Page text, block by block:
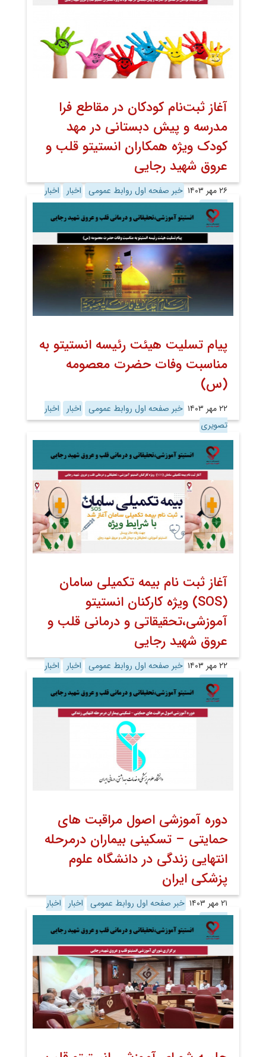
آغاز ثبت‌نام کودکان در مقاطع فرا
مدرسه و پیش دبستانی در مهد
کودک ویژه همکاران انستیتو قلب و
عروق شهید رجایی
۲۶ مهر ۱۴۰۳ خبر صفحه اول روابط عمومی اخبار
اخبار
تصویری
پیام تسلیت هیئت رئیسه انستیتو به
مناسبت وفات حضرت معصومه
(س)
۲۲ مهر ۱۴۰۳ خبر صفحه اول روابط عمومی اخبار
اخبار
تصویری
آغاز ثبت نام بیمه تکمیلی سامان
(SOS) ویژه کارکنان انستیتو
آموزشی،تحقیقاتی و درمانی قلب و
عروق شهید رجایی
۲۲ مهر ۱۴۰۳ خبر صفحه اول روابط عمومی اخبار
اخبار
تصویری
دوره آموزشی اصول مراقبت های
حمایتی – تسکینی بیماران درمرحله
انتهایی زندگی در دانشگاه علوم
پزشکی ایران
۲۱ مهر ۱۴۰۳ خبر صفحه اول روابط عمومی اخبار
اخبار
تصویری